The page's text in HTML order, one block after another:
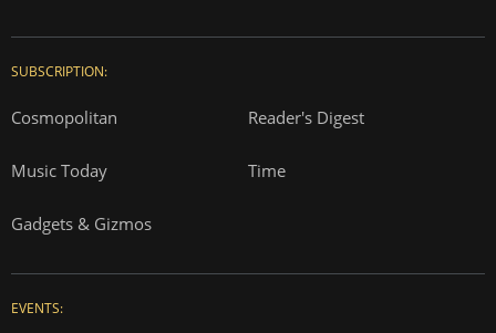
SUBSCRIPTION:
Cosmopolitan Reader's Digest
Music Today Time
Gadgets & Gizmos
EVENTS: